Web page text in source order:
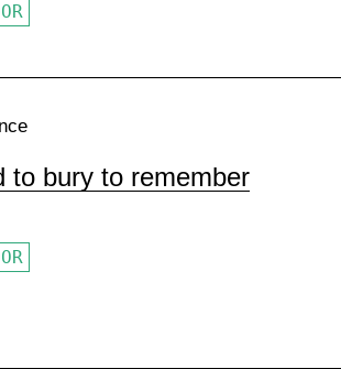
to bury to remember